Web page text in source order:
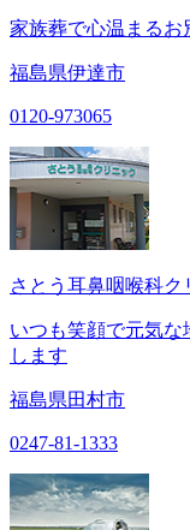
家族葬で心温まるお
福島県伊達市
0120-973065
さとう耳鼻咽喉科ク
いつも笑顔で元気
します
福島県田村市
0247-81-1333